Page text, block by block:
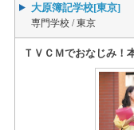
大原簿記学校[東京]
専門学校 /東京
ＴＶＣＭでおなじみ！